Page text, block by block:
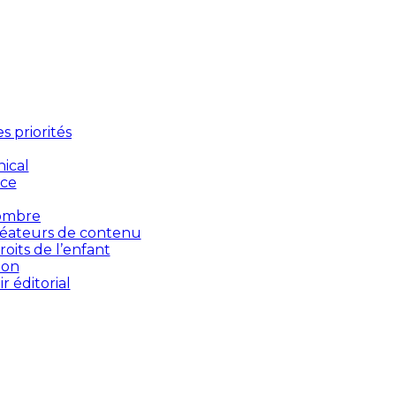
priorités
de contenu
de l’enfant
éditorial